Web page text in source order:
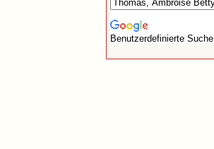
Benutzerdefinierte Suche